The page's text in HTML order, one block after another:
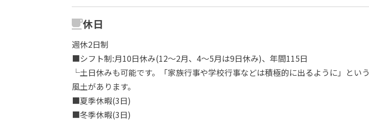
休日
週休2日制
■シフト制:月10日休み(12～2月、4～5月は9日休み)、年間115日
└土日休みも可能です。「家族行事や学校行事などは積極的に出るように」という
風土があります。
■夏季休暇(3日)
■冬季休暇(3日)